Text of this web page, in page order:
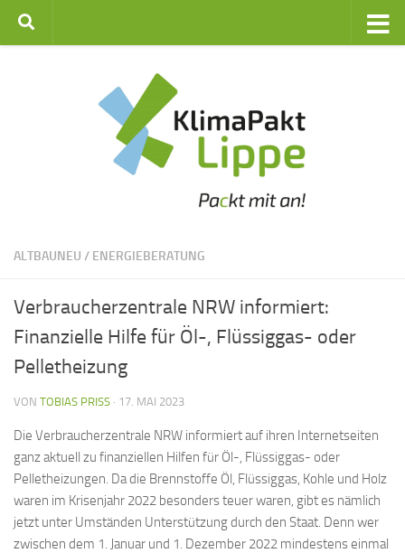
Zum Inhalt springen
ALTBAUNEU / ENERGIEBERATUNG
Verbraucherzentrale NRW informiert:
Finanzielle Hilfe für Öl-, Flüssiggas- oder
Pelletheizung
VON TOBIAS PRISS · 17. MAI 2023
Die Verbraucherzentrale NRW informiert auf ihren Internetseiten
ganz aktuell zu finanziellen Hilfen für Öl-, Flüssiggas- oder
Pelletheizungen. Da die Brennstoffe Öl, Flüssiggas, Kohle und Holz
waren im Krisenjahr 2022 besonders teuer waren, gibt es nämlich
jetzt unter Umständen Unterstützung durch den Staat. Denn wer
zwischen dem 1. Januar und 1. Dezember 2022 mindestens einmal